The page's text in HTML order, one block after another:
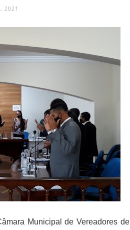
2021
Municipal de Vereadores de